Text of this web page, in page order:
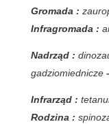
Gromada :
Infragromada :
Nadrząd :
gadziomiednicze
Infrarząd :
Rodzina :